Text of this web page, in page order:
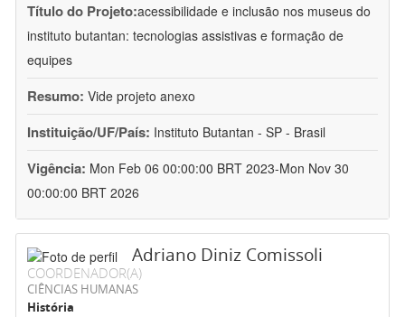
Título do Projeto:acessibilidade e inclusão nos museus do
instituto butantan: tecnologias assistivas e formação de
equipes
Resumo: Vide projeto anexo
Instituição/UF/País: Instituto Butantan - SP - Brasil
Vigência: Mon Feb 06 00:00:00 BRT 2023-Mon Nov 30
00:00:00 BRT 2026
Adriano Diniz Comissoli
COORDENADOR(A)
CIÊNCIAS HUMANAS
História